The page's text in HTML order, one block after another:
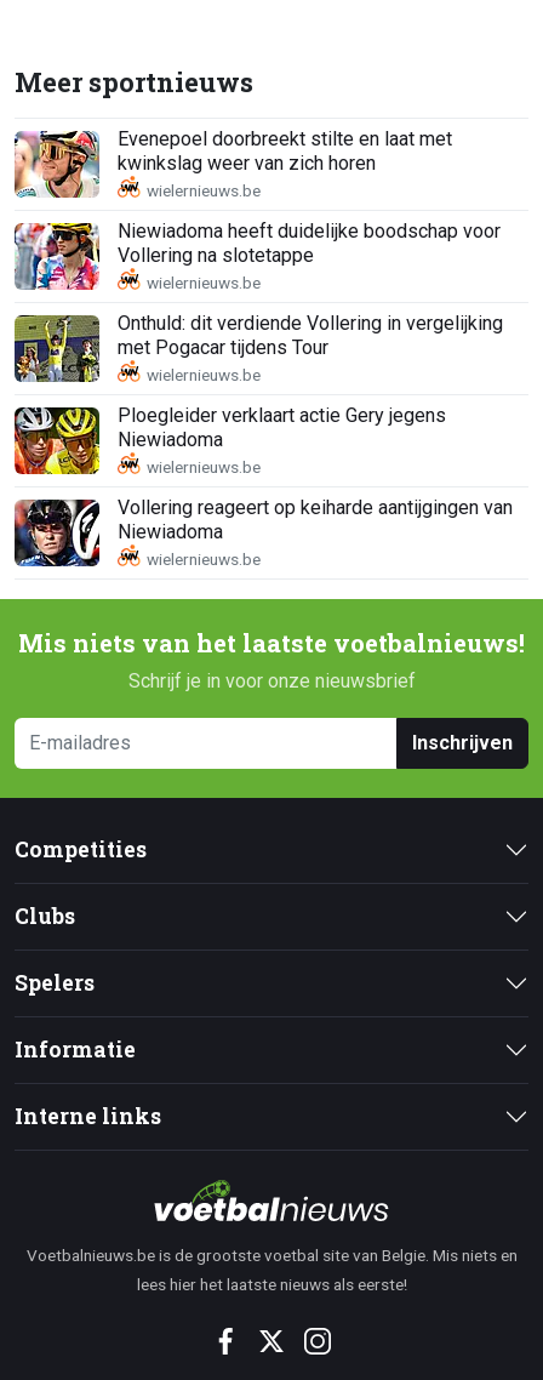
Meer sportnieuws
Evenepoel doorbreekt stilte en laat met
kwinkslag weer van zich horen
Niewiadoma heeft duidelijke boodschap voor
Vollering na slotetappe
Onthuld: dit verdiende Vollering in vergelijking
met Pogacar tijdens Tour
Ploegleider verklaart actie Gery jegens
Niewiadoma
Vollering reageert op keiharde aantijgingen van
Niewiadoma
Mis niets van het laatste voetbalnieuws!
Schrijf je in voor onze nieuwsbrief
Inschrijven
Competities
Clubs
Spelers
Informatie
Interne links
Voetbalnieuws.be is de grootste voetbal site van Belgie. Mis niets en
lees hier het laatste nieuws als eerste!